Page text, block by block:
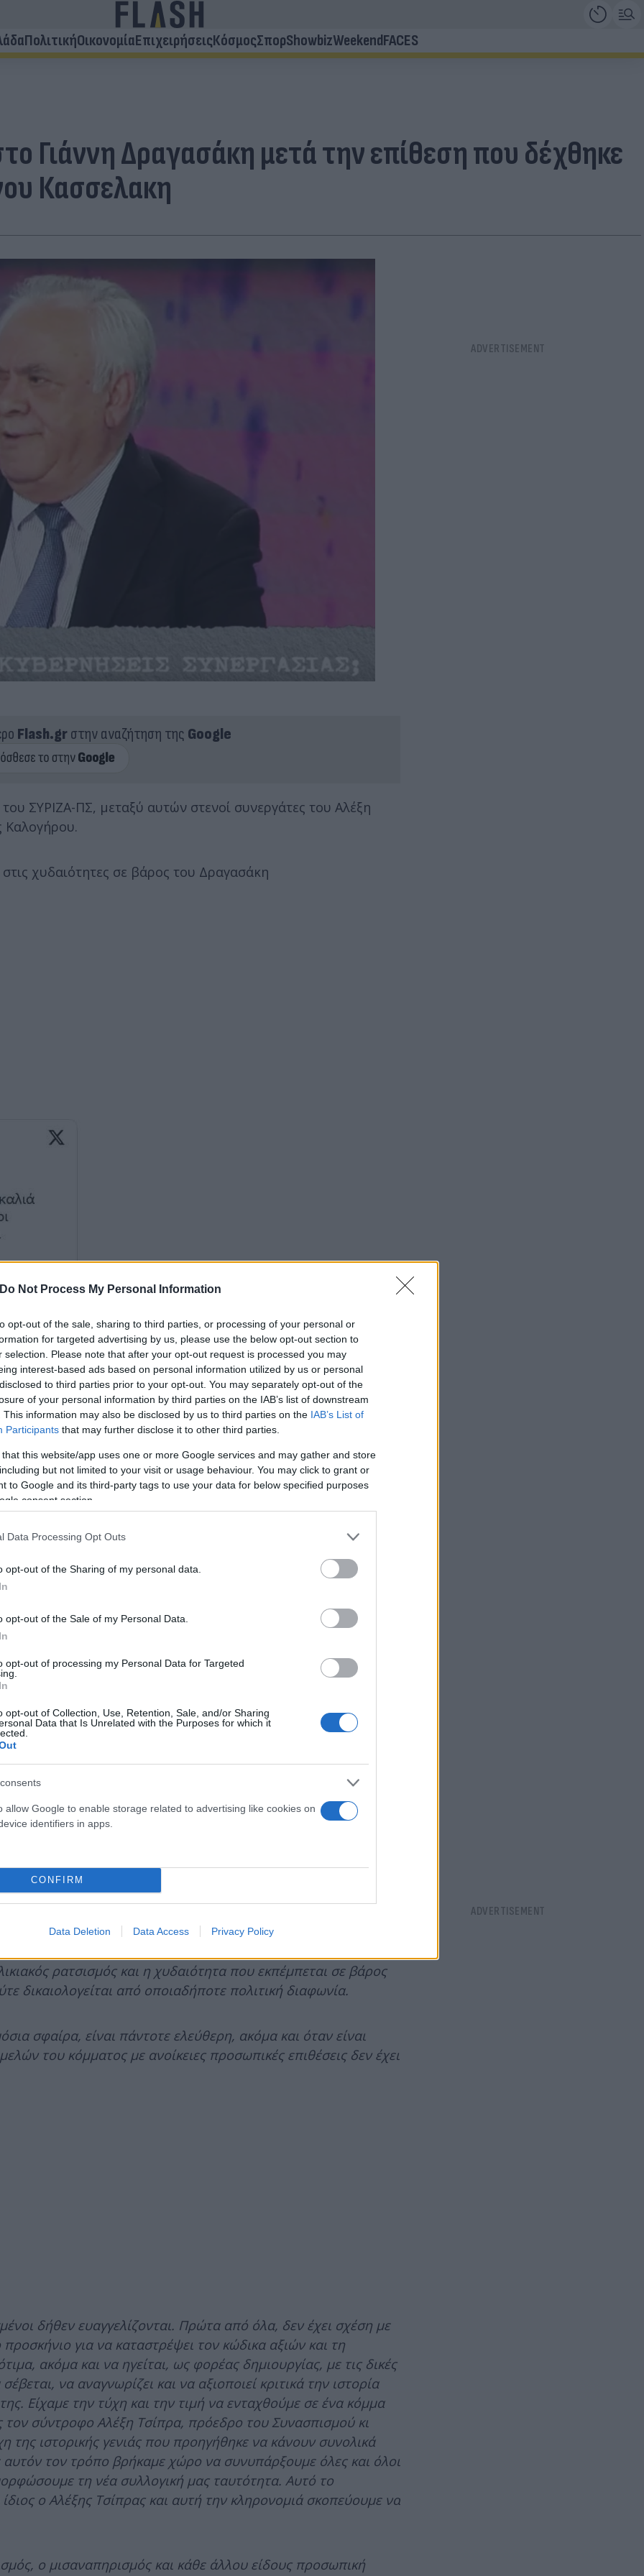
Do Not Process My Personal Information
opt-out of the sale, sharing to third parties, or processing of your personal or
for targeted advertising by us, please use the below opt-out section to
selection. Please note that after your opt-out request is processed you may
interest-based ads based on personal information utilized by us or personal
to third parties prior to your opt-out. You may separately opt-out of the
of your personal information by third parties on the IAB’s list of downstream
This information may also be disclosed by us to third parties on the IAB’s List of
Participants that may further disclose it to other third parties.
that this website/app uses one or more Google services and may gather and store
but not limited to your visit or usage behaviour. You may click to grant or
to Google and its third-party tags to use your data for below specified purposes
consent section.
Data Processing Opt Outs
opt-out of the Sharing of my personal data.
opt-out of the Sale of my Personal Data.
opt-out of processing my Personal Data for Targeted
opt-out of Collection, Use, Retention, Sale, and/or Sharing
Data that Is Unrelated with the Purposes for which it
allow Google to enable storage related to advertising like cookies on
identifiers in apps.
CONFIRM
Data Deletion Data Access Privacy Policy
ΠολιτικήΟικονομίαΕπιχειρήσειςΚόσμοςΣπορShowbizWeekendFACES
Γιάννη Δραγασάκη μετά την επίθεση που δέχθηκε
Κασσελακη
Flash.grστην αναζήτηση της Google
ΣΥΡΙΖΑ-ΠΣ, μεταξύ αυτών στενοί συνεργάτες του Αλέξη
Καλογήρου.
χυδαιότητες σε βάρος του Δραγασάκη
μέλη, φίλοι/ες και στελέχη του ΣΥΡΙΖΑ ΠΣ, ανεξάρτητα από
του ΣΥΡΙΖΑ ΠΣ, στηρίξαμε και στηρίζουμε και ως θέση
του κόμματος σε όλα τα επίπεδα.
ρατσισμός και η χυδαιότητα που εκπέμπεται σε βάρος
δικαιολογείται από οποιαδήποτε πολιτική διαφωνία.
σφαίρα, είναι πάντοτε ελεύθερη, ακόμα και όταν είναι
του κόμματος με ανοίκειες προσωπικές επιθέσεις δεν έχει
δήθεν ευαγγελίζονται. Πρώτα από όλα, δεν έχει σχέση με
για να καταστρέψει τον κώδικα αξιών και τη
ακόμα και να ηγείται, ως φορέας δημιουργίας, με τις δικές
να αναγνωρίζει και να αξιοποιεί κριτικά την ιστορία
Είχαμε την τύχη και την τιμή να ενταχθούμε σε ένα κόμμα
τον σύντροφο Αλέξη Τσίπρα, πρόεδρο του Συνασπισμού κι
της ιστορικής γενιάς που προηγήθηκε να κάνουν συνολικά
τον τρόπο βρήκαμε χώρο να συνυπάρξουμε όλες και όλοι
τη νέα συλλογική μας ταυτότητα. Αυτό το
ο Αλέξης Τσίπρας και αυτή την κληρονομιά σκοπεύουμε να
ο μισαναπηρισμός και κάθε άλλου είδους προσωπική